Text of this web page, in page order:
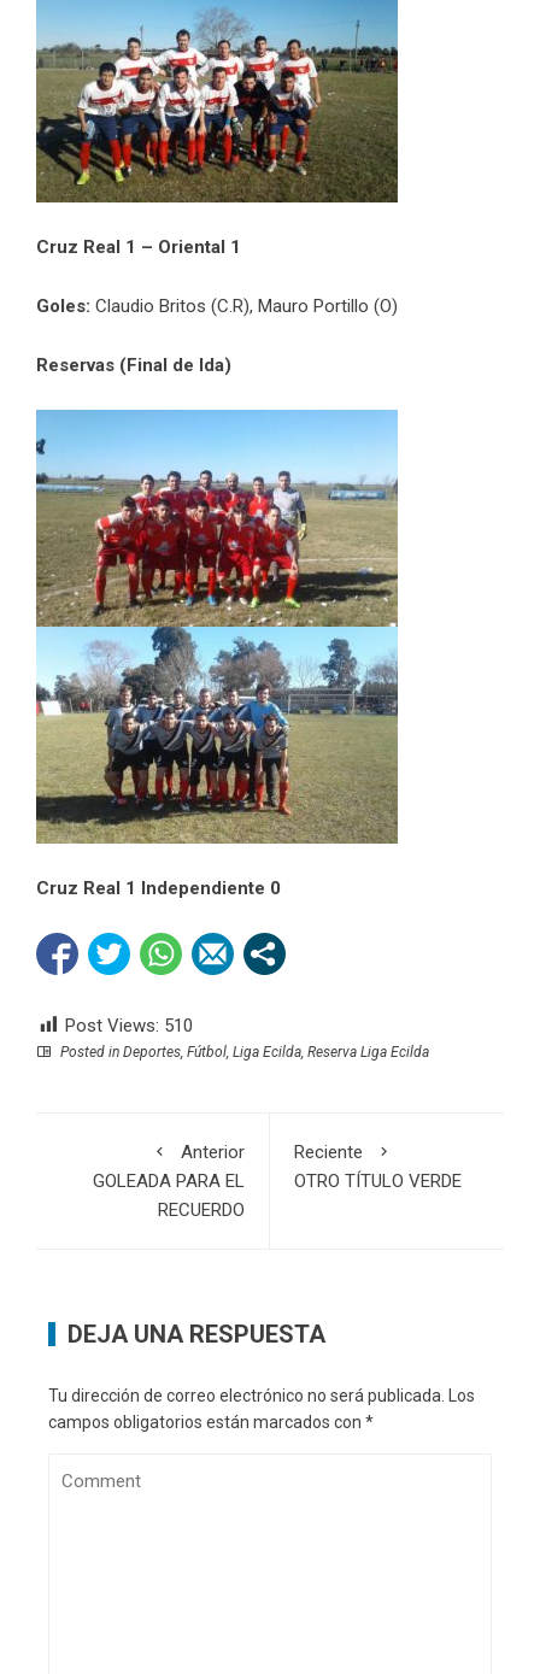
Cruz Real 1 – Oriental 1
Goles: Claudio Britos (C.R), Mauro Portillo (O)
Reservas (Final de Ida)
Cruz Real 1 Independiente 0
Post Views: 510
Posted in Deportes, Fútbol, Liga Ecilda, Reserva Liga Ecilda
Anterior
GOLEADA PARA EL
RECUERDO
Reciente
OTRO TÍTULO VERDE
DEJA UNA RESPUESTA
Tu dirección de correo electrónico no será publicada. Los
campos obligatorios están marcados con *